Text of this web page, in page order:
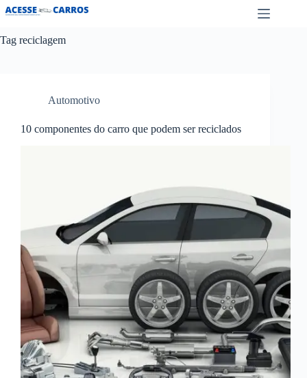
Pular
para
conteúdo
Tag reciclagem
Automotivo
10 componentes do carro que podem ser reciclados